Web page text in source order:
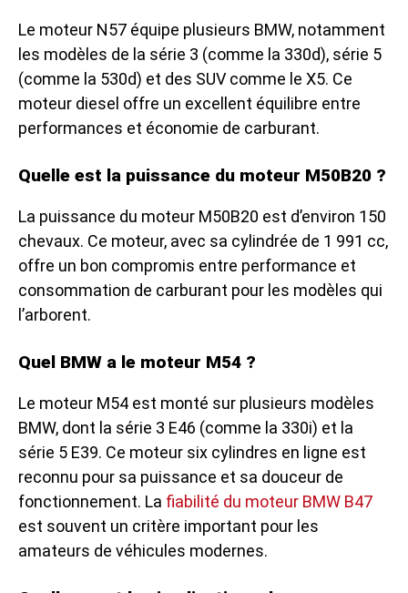
Le moteur N57 équipe plusieurs BMW, notamment
les modèles de la série 3 (comme la 330d), série 5
(comme la 530d) et des SUV comme le X5. Ce
moteur diesel offre un excellent équilibre entre
performances et économie de carburant.
Quelle est la puissance du moteur M50B20 ?
La puissance du moteur M50B20 est d’environ 150
chevaux. Ce moteur, avec sa cylindrée de 1 991 cc,
offre un bon compromis entre performance et
consommation de carburant pour les modèles qui
l’arborent.
Quel BMW a le moteur M54 ?
Le moteur M54 est monté sur plusieurs modèles
BMW, dont la série 3 E46 (comme la 330i) et la
série 5 E39. Ce moteur six cylindres en ligne est
reconnu pour sa puissance et sa douceur de
fonctionnement. La fiabilité du moteur BMW B47
est souvent un critère important pour les
amateurs de véhicules modernes.